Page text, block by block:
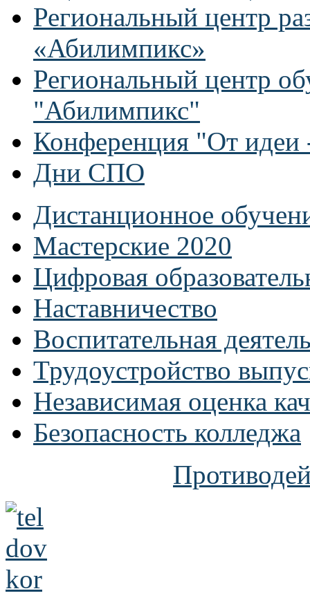
Региональный центр
«Абилимпикс»
Региональный центр
"Абилимпикс"
Конференция "От идеи
Дни СПО
Дистанционное
Мастерские 2020
Цифровая
Наставничество
Воспитательная
Трудоустройство
Независимая оценка
Безопасность колледжа